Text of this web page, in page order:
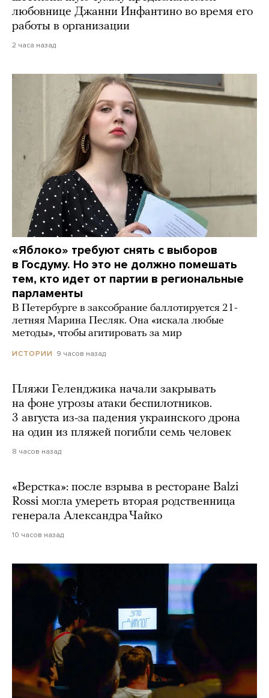
любовнице Джанни Инфантино во время его
работы в организации
2 часа назад
«Яблоко» требуют снять с выборов
в Госдуму. Но это не должно помешать
тем, кто идет от партии в региональные
парламенты
В Петербурге в заксобрание баллотируется 21-
летняя Марина Песляк. Она «искала любые
методы», чтобы агитировать за мир
ИСТОРИИ 9 часов назад
Пляжи Геленджика начали закрывать
на фоне угрозы атаки беспилотников.
3 августа из-за падения украинского дрона
на один из пляжей погибли семь человек
8 часов назад
«Верстка»: после взрыва в ресторане Balzi
Rossi могла умереть вторая родственница
генерала Александра Чайко
10 часов назад